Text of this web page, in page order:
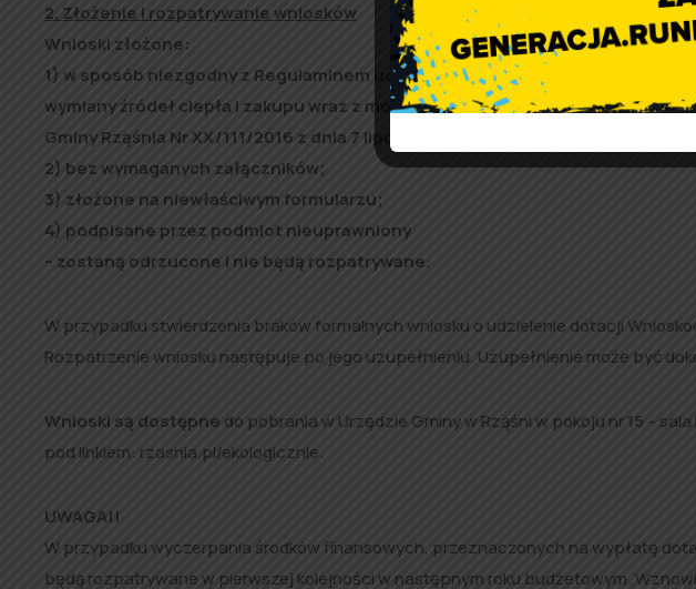
2. Złożenie i rozpatrywanie wniosków
Wnioski złożone:
1) w sposób niezgodny z Regulaminem udzielania dotacji celowej ze
wymiany źródeł ciepła i zakupu wraz z montażem odnawialnych źródeł
Gminy Rząśnia Nr XX/111/2016 z dnia 7 lipca 2016 r. z późniejszymi zmianami;
2) bez wymaganych załączników;
3) złożone na niewłaściwym formularzu;
4) podpisane przez podmiot nieuprawniony
– zostaną odrzucone i nie będą rozpatrywane.
W przypadku stwierdzenia braków formalnych wniosku o udzielenie dotacji
Rozpatrzenie wniosku następuje po jego uzupełnieniu. Uzupełnienie może być
Wnioski są dostępne do pobrania w Urzędzie Gminy w Rząśni w pokoju nr 15 –
pod linkiem: rzasnia.pl/ekologicznie.
UWAGA!!
W przypadku wyczerpania środków finansowych, przeznaczonych na wypłatę
będą rozpatrywane w pierwszej kolejności w następnym roku budżetowym.